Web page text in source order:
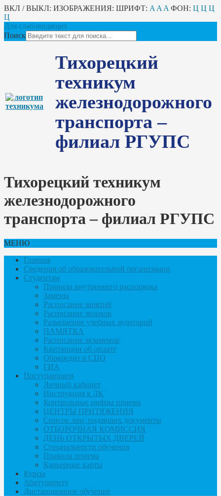
ВКЛ / ВЫКЛ: ИЗОБРАЖЕНИЯ: ШРИФТ: A A A ФОН: Ц Ц Ц
Ц
Для слабовидящих
Поиск
Тихорецкий
техникум
железнодорожного
транспорта –
филиал РГУПС
Тихорецкий техникум
железнодорожного
транспорта – филиал РГУПС
МЕНЮ
Главная
Сведения об образовательной организации
Студентам
Правила внутреннего распорядка
Замены
Расписание занятий
Расписание звонков
Размещение учебных аудиторий
ПАМЯТКА
Расписание экзаменов
Квитанции об оплате
Обркредит в СПО
ГИА
Поступающим
Личный кабинет
Инструкция к ЛК
Контрольные цифры приема
ЦЕНТРЫ ПРИТЯЖЕНИЯ
Список лиц, подавших документы
ОТБОРОЧНАЯ КОМИССИЯ
ДЕНЬ ОТКРЫТЫХ ДВЕРЕЙ
Специальности обучения
Правила приема
Карьерные карты
Курсы
Абитуриенту
Дистанционное обучение